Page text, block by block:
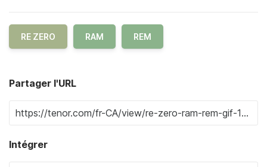
RE ZERO RAM REM
Partager l'URL
Intégrer